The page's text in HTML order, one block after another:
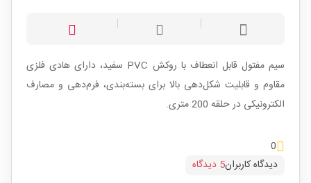
سیم مفتول قابل انعطاف با روکش PVC سفید، دارای هادی فلزی
مقاوم و قابلیت شکل‌دهی بالا برای بسته‌بندی، فرم‌دهی و مصارف
الکترونیکی در حلقه‌ 200 متری.
0
دیدگاه کاربران5 دیدگاه